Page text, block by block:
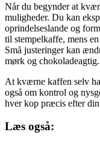
Når du begynder at
muligheder. Du kan
oprindelseslande og
til stempelkaffe, mens
Små justeringer kan
mørk og chokoladeagtig.
At kværne kaffen selv
også om kontrol og
hver kop præcis efter din
Læs også: